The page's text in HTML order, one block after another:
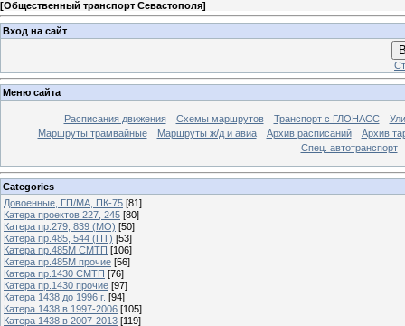
[Общественный транспорт Севастополя]
Вход на сайт
Меню сайта
Расписания движения Схемы маршрутов Транспорт с ГЛОНАСС
Маршруты трамвайные
Маршруты ж/д и авиа Архив расписаний
Архив
Спец. автотранспорт
Categories
Довоенные, ГП/МА, ПК-75 [81]
Катера проектов 227, 245 [80]
Катера пр.279, 839 (МО) [50]
Катера пр.485, 544 (ПТ) [53]
Катера пр.485М СМТП [106]
Катера пр.485М прочие [56]
Катера пр.1430 СМТП [76]
Катера пр.1430 прочие [97]
Катера 1438 до 1996 г. [94]
Катера 1438 в 1997-2006 [105]
Катера 1438 в 2007-2013 [119]